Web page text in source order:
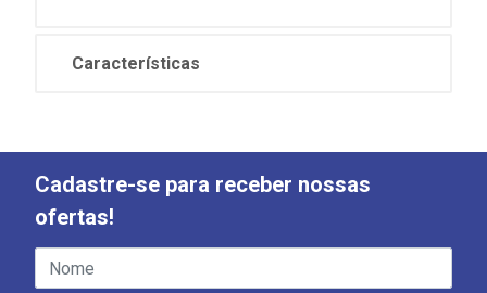
Características
Cadastre-se para receber nossas
ofertas!